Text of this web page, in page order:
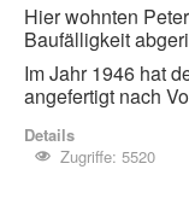
Hier wohnten
Baufälligkeit
Im Jahr 1946 hat
angefertigt nach
Details
Zugriffe: 5520